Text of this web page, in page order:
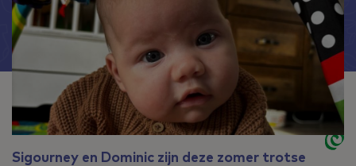
Sigourney en Dominic zijn deze zomer trotse